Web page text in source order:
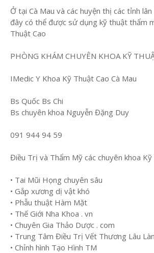
Ở tại Cà Mau và các huyện thị các tỉnh
đây có thể được sử dụng kỹ thuật thẩm
Thuật Cao
PHÒNG KHÁM CHUYÊN KHOA KỸ
IMedic Y Khoa Kỹ Thuật Cao Cà Mau
Bs Quốc Bs Chi
Bs chuyên khoa Nguyễn Đặng Duy
091 944 94 59
Điều Trị và Thẩm Mỹ các chuyên khoa Kỹ
• Tai Mũi Họng chuyên sâu
• Gắp xương dị vật khó
• Phẫu thuật Hàm Mặt
• Thế Giới Nha Khoa . vn
• Chuyên Gia Thảo Dược . com
• Trung Tâm Điều Trị Vết Thương Lâu
• Chỉnh hình Tạo Hình TM